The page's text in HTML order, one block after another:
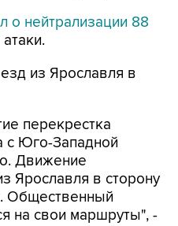
о нейтрализации 88
из Ярославля в
перекрестка
с Юго-Западной
Движение
Ярославля в сторону
Общественный
на свои маршруты", -